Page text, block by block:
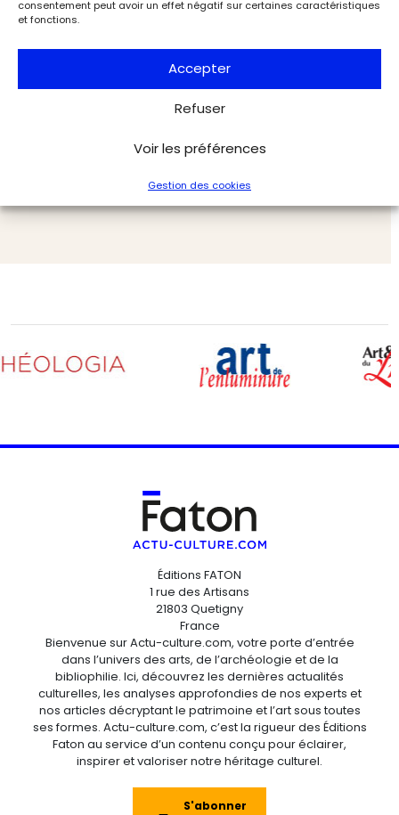
consentement peut avoir un effet négatif sur certaines caractéristiques
et fonctions.
Accepter
Refuser
Voir les préférences
Gestion des cookies
En novembre 2025, la photographie est à l’honneur
L'Objet d'Art
Éditions FATON
1 rue des Artisans
21803 Quetigny
France
Bienvenue sur Actu-culture.com, votre porte d’entrée
dans l’univers des arts, de l’archéologie et de la
bibliophilie. Ici, découvrez les dernières actualités
culturelles, les analyses approfondies de nos experts et
nos articles décryptant le patrimoine et l’art sous toutes
ses formes. Actu-culture.com, c’est la rigueur des Éditions
Faton au service d’un contenu conçu pour éclairer,
inspirer et valoriser notre héritage culturel.
S'abonner